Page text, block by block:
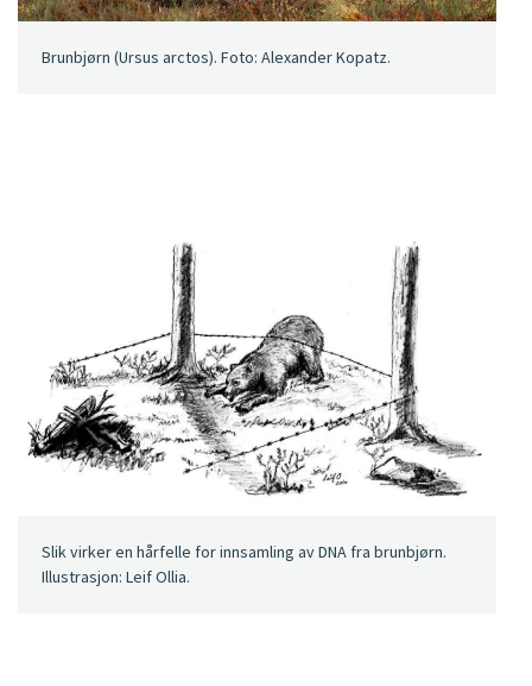
Brunbjørn (Ursus arctos). Foto: Alexander Kopatz.
Slik virker en hårfelle for innsamling av DNA fra brunbjørn.
Illustrasjon: Leif Ollia.